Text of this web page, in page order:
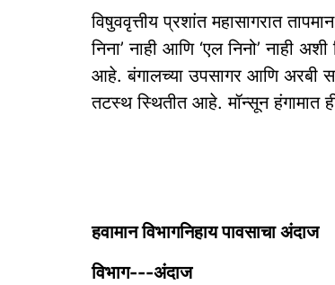
विषुववृत्तीय प्रशांत महासागरात
निना’ नाही आणि ‘एल निनो’ नाही
आहे. बंगालच्या उपसागर आणि अरबी
तटस्थ स्थितीत आहे. मॉन्सून हंगामात
हवामान विभागनिहाय पावसाचा अंदाज
विभाग---अंदाज